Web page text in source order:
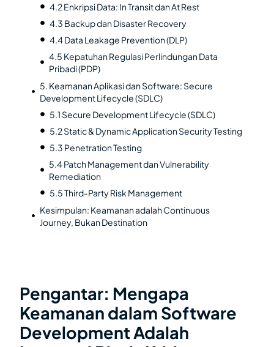
4.2 Enkripsi Data: In Transit dan At Rest
4.3 Backup dan Disaster Recovery
4.4 Data Leakage Prevention (DLP)
4.5 Kepatuhan Regulasi Perlindungan Data
Pribadi (PDP)
5. Keamanan Aplikasi dan Software: Secure
Development Lifecycle (SDLC)
5.1 Secure Development Lifecycle (SDLC)
5.2 Static & Dynamic Application Security Testing
5.3 Penetration Testing
5.4 Patch Management dan Vulnerability
Remediation
5.5 Third-Party Risk Management
Kesimpulan: Keamanan adalah Continuous
Journey, Bukan Destination
Pengantar: Mengapa
Keamanan dalam Software
Development Adalah